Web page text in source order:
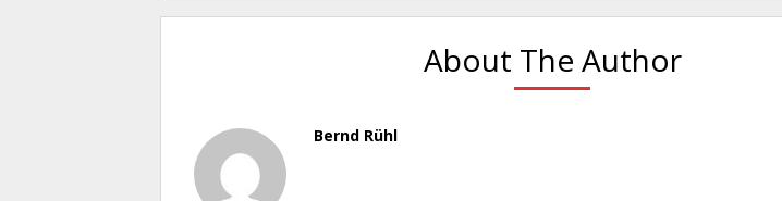
About The Author
Bernd Rühl